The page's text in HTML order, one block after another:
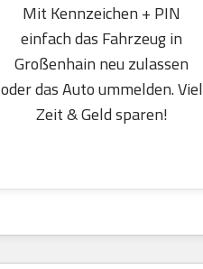
Mit Kennzeichen + PIN
einfach das Fahrzeug in
Großenhain neu zulassen
oder das Auto ummelden. Viel
Zeit & Geld sparen!